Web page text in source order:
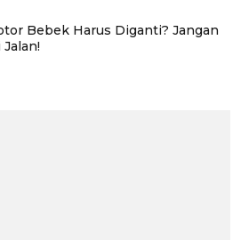
Bebek Harus Diganti? Jangan